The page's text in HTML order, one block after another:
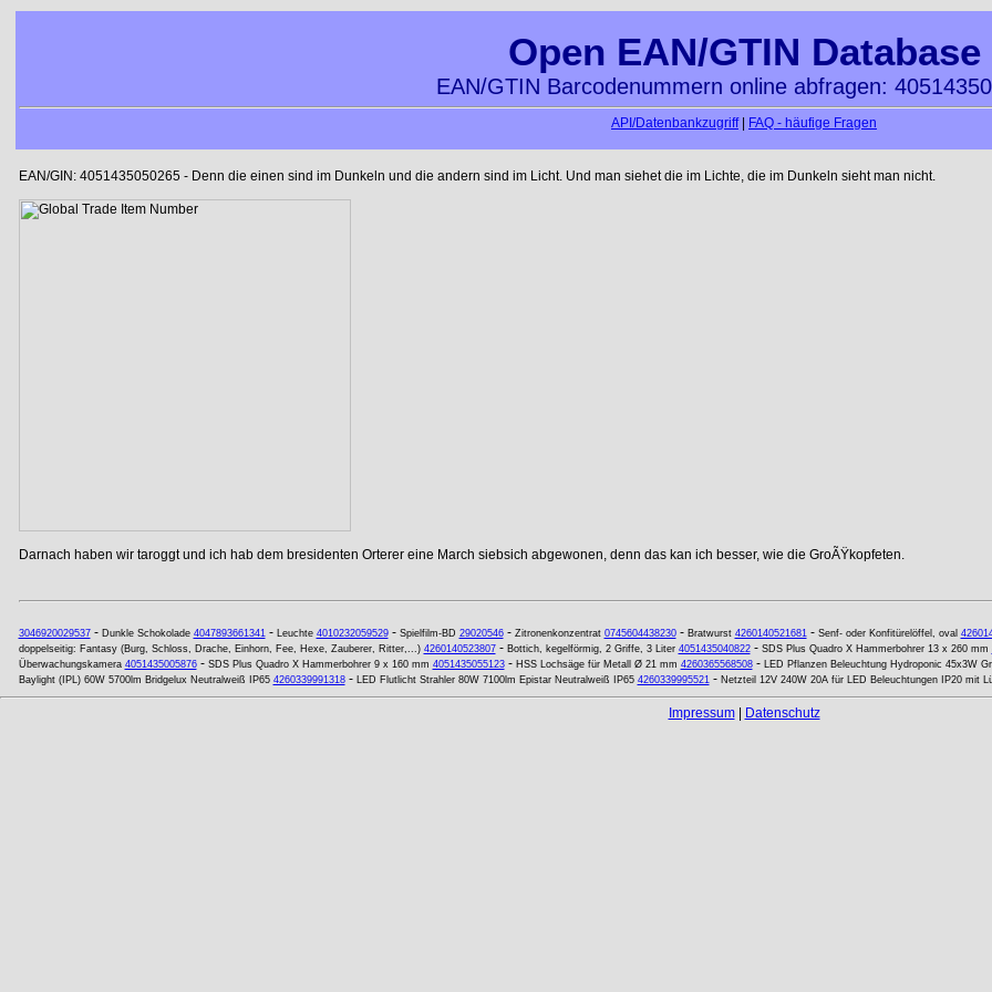
Open EAN/GTIN Database
EAN/GTIN Barcodenummern online abfragen:
API/Datenbankzugriff| FAQ - häufige Fragen
EAN/GIN: 4051435050265 - Denn die einen sind im Dunkeln und die andern sind im Licht. Und man siehet die im Lichte, die im Dunkeln sieht man nicht.
Darnach haben wir taroggt und ich hab dem bresidenten Orterer eine March siebsich abgewonen, denn das kan ich besser, wie die GroÃŸkopfeten.
3046920029537- Dunkle Schokolade 4047893661341- Leuchte 4010232059529- Spielfilm-BD 29020546- Zitronenkonzentrat 0745604438230- Bratwurst 4260140521681- Senf- oder Konfitürelöffel, oval
doppelseitig: Fantasy (Burg, Schloss, Drache, Einhorn, Fee, Hexe, Zauberer, Ritter,...) 4260140523807- Bottich, kegelförmig, 2 Griffe, 3 Liter 4051435040822- SDS Plus Quadro X Hammerbohrer 13 x 260 mm
Überwachungskamera 4051435005876- SDS Plus Quadro X Hammerbohrer 9 x 160 mm 4051435055123- HSS Lochsäge für Metall Ø 21 mm 4260365568508- LED Pflanzen Beleuchtung Hydroponic 45x3W
Baylight (IPL) 60W 5700lm Bridgelux Neutralweiß IP65 4260339991318- LED Flutlicht Strahler 80W 7100lm Epistar Neutralweiß IP65 4260339995521- Netzteil 12V 240W 20A für LED Beleuchtungen IP20 mit
Impressum| Datenschutz